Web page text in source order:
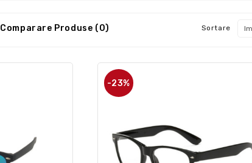
Comparare Produse (0) Sortare
-23%